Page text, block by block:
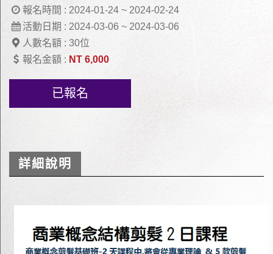
報名時間 : 2024-01-24 ~ 2024-02-24
活動日期 : 2024-03-06 ~ 2024-03-06
人數名額 :30位
報名金額 : NT 6,000
已報名
詳細說明